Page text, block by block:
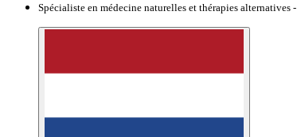
Spécialiste en médecine naturelles et thérapies alternatives -